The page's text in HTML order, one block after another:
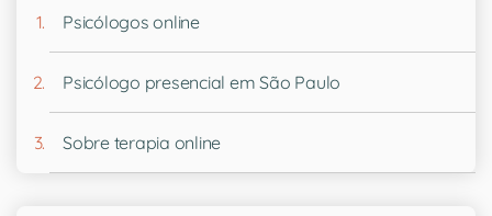
Psicólogos online
Psicólogo presencial em São Paulo
Sobre terapia online